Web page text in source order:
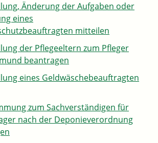
Änderung der Aufgaben oder
eines
mitteilen
der Pflegeeltern zum Pfleger
beantragen
eines Geldwäschebeauftragten
zum Sachverständigen für
nach der Deponieverordnung